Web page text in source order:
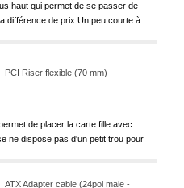
haut qui permet de se passer de
différence de prix.Un peu courte à
PCI Riser flexible (70 mm)
de placer la carte fille avec
ne dispose pas d'un petit trou pour
ATX Adapter cable (24pol male -